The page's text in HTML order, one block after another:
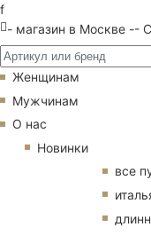
f
- магазин в Москве --
Женщинам
Мужчинам
О нас
Новинки
все